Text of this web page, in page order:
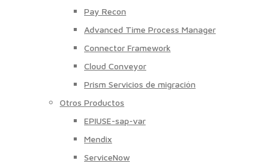
Pay Recon
Advanced Time Process Manager
Connector Framework
Cloud Conveyor
Prism Servicios de migración
Otros Productos
EPIUSE-sap-var
Mendix
ServiceNow